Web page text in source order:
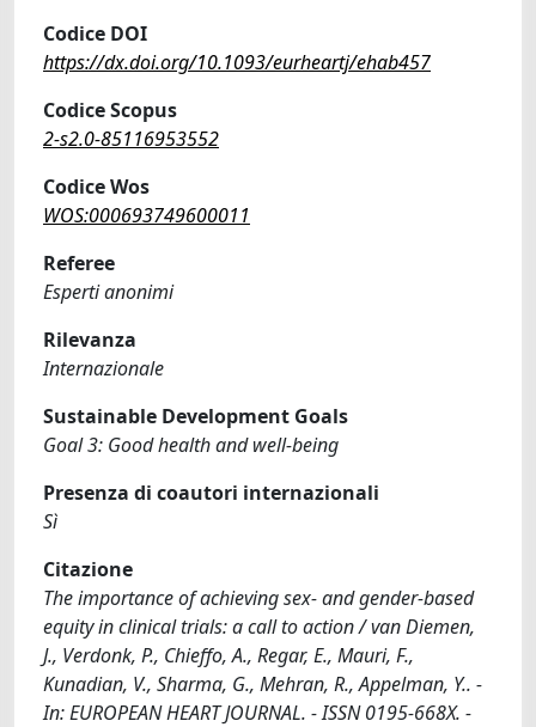
Codice DOI
https://dx.doi.org/10.1093/eurheartj/ehab457
Codice Scopus
2-s2.0-85116953552
Codice Wos
WOS:000693749600011
Referee
Esperti anonimi
Rilevanza
Internazionale
Sustainable Development Goals
Goal 3: Good health and well-being
Presenza di coautori internazionali
Sì
Citazione
The importance of achieving sex- and gender-based
equity in clinical trials: a call to action / van Diemen,
J., Verdonk, P., Chieffo, A., Regar, E., Mauri, F.,
Kunadian, V., Sharma, G., Mehran, R., Appelman, Y.. -
In: EUROPEAN HEART JOURNAL. - ISSN 0195-668X. -